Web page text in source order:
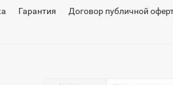
Гарантия Договор публичной